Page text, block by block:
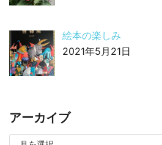
絵本の楽しみ
2021年5月21日
アーカイブ